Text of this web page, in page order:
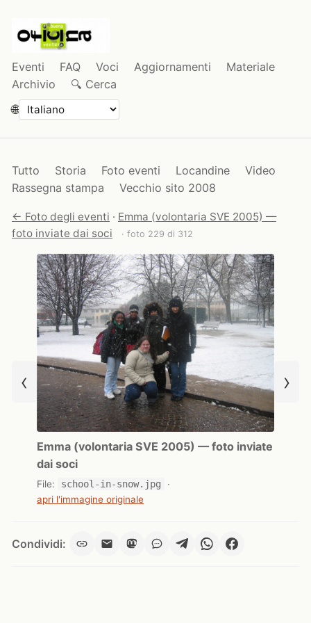
Eventi FAQ Voci Aggiornamenti
Materiale
Archivio
🔍 Cerca
🌐
Tutto Storia Foto eventi Locandine
Video
Rassegna stampa
Vecchio sito 2008
← Foto degli eventi · Emma (volontaria SVE 2005) —
foto inviate dai soci
· foto 229 di 312
‹
Emma (volontaria SVE 2005) — foto inviate
dai soci
File: school-in-snow.jpg
·
apri l'immagine originale
›
Condividi: